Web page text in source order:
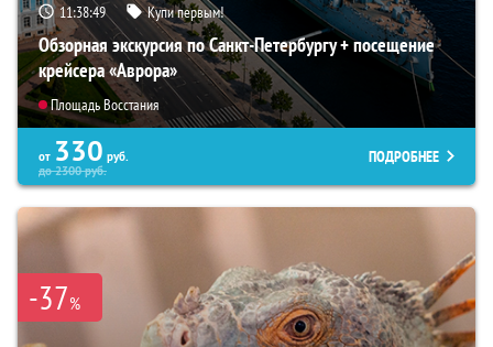
11:38:47 Купи первым!
Обзорная экскурсия по Санкт-Петербургу + посещение
крейсера «Аврора»
Площадь Восстания
от 330 руб.
до2300руб.
ПОДРОБНЕЕ
-37%